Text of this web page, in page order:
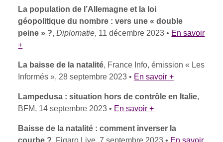
La population de l’Allemagne et la loi
géopolitique du nombre : vers une « double
peine » ?,Diplomatie, 11 décembre 2023 • En savoir
+
La baisse de la natalité, France Info, émission « Les
Informés », 28 septembre 2023 • En savoir +
Lampedusa : situation hors de contrôle en Italie,
BFM, 14 septembre 2023 • En savoir +
Baisse de la natalité : comment inverser la
courbe ?, Figaro Live, 7 septembre 2023 • En savoir